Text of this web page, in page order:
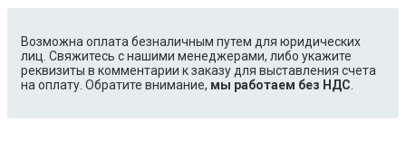
Возможна оплата безналичным путем для юридических
лиц. Свяжитесь с нашими менеджерами, либо укажите
реквизиты в комментарии к заказу для выставления счета
на оплату. Обратите внимание, мы работаем без НДС